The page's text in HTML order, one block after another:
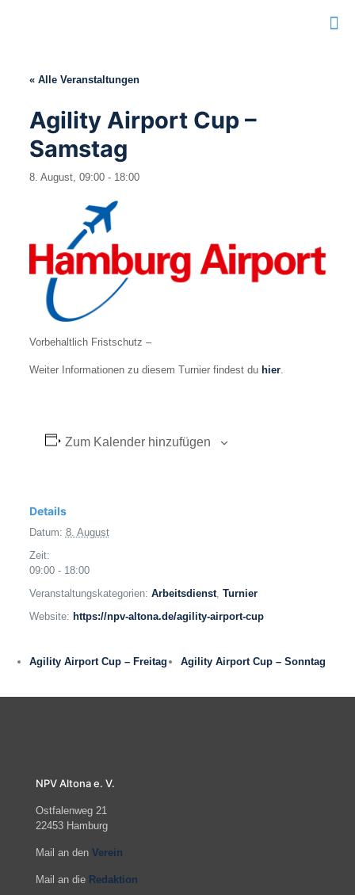
« Alle Veranstaltungen
Agility Airport Cup –
Samstag
8. August, 09:00- 18:00
Vorbehaltlich Fristschutz –
Weiter Informationen zu diesem Turnier findest du hier.
Zum Kalender hinzufügen
Details
Datum: 8. August
Zeit:
09:00 - 18:00
Veranstaltungskategorien: Arbeitsdienst, Turnier
Website: https://npv-altona.de/agility-airport-cup
Agility Airport Cup – Freitag Agility Airport Cup – Sonntag
NPV Altona e. V.
Ostfalenweg 21
22453 Hamburg
Mail an den Verein
Mail an die Redaktion